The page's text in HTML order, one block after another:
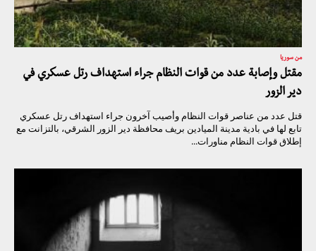
من سوريا
مقتل وإصابة عدد من قوات النظام جراء استهداف رتل عسكري في
دير الزور
قتل عدد من عناصر قوات النظام وأصيب آخرون جراء استهداف رتل عسكري
تابع لها في بادية مدينة الميادين بريف محافظة دير الزور الشرقي، بالتزانت مع
إطلاق قوات النظام مناورات...